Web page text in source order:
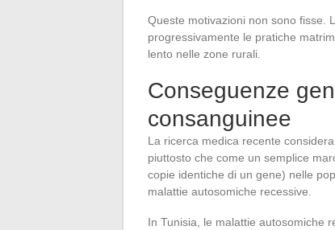
Queste motivazioni non sono fisse.
progressivamente le pratiche
lento nelle zone rurali.
Conseguenze
consanguinee
La ricerca medica recente
piuttosto che come un semplice
copie identiche di un gene) nelle
malattie autosomiche recessive.
In Tunisia, le malattie autosomiche